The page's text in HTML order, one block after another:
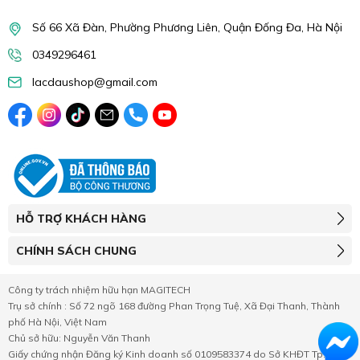
Số 66 Xã Đàn, Phường Phương Liên, Quận Đống Đa, Hà Nội
0349296461
lacdaushop@gmail.com
HỖ TRỢ KHÁCH HÀNG
CHÍNH SÁCH CHUNG
Công ty trách nhiệm hữu hạn MAGITECH
Trụ sở chính : Số 72 ngõ 168 đường Phan Trọng Tuệ, Xã Đại Thanh, Thành
phố Hà Nội, Việt Nam
Chủ sở hữu: Nguyễn Văn Thanh
Giấy chứng nhận Đăng ký Kinh doanh số 0109583374 do Sở KHĐT Tp.Hà